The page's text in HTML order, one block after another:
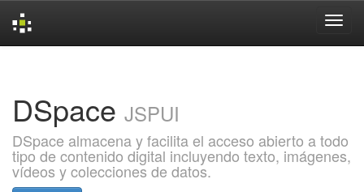
DSpace JSPUI
DSpace almacena y facilita el acceso abierto a todo
tipo de contenido digital incluyendo texto, imágenes,
vídeos y colecciones de datos.